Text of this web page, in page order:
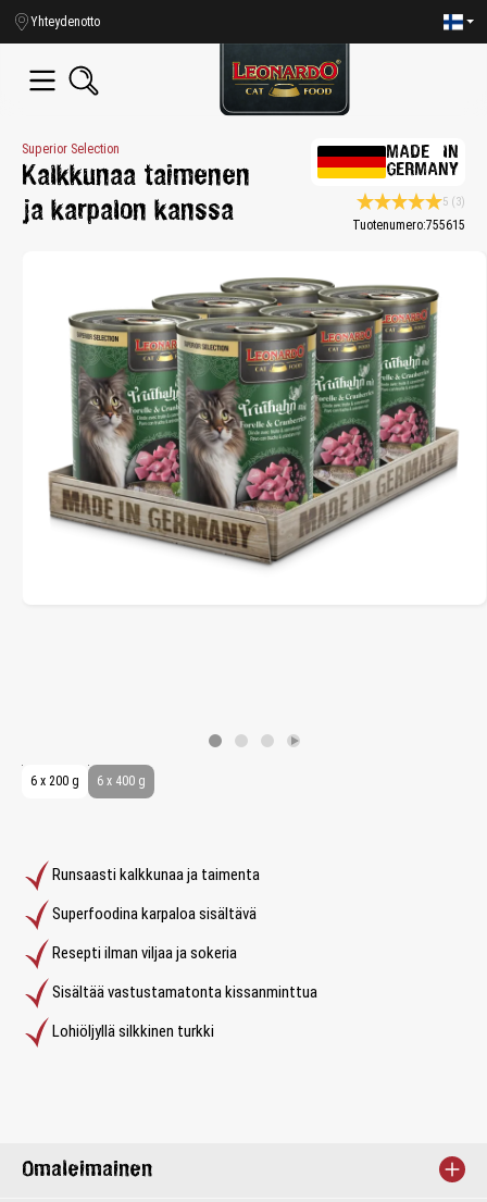
content
Yhteydenotto
Superior Selection
Kalkkunaa taimenen
ja karpalon kanssa
MADE IN
GERMANY
Average rating 5 of
5 (3)
Tuotenumero:755615
Runsaasti kalkkunaa ja taimenta
Superfoodina karpaloa sisältävä
Resepti ilman viljaa ja sokeria
Sisältää vastustamatonta kissanminttua
Lohiöljyllä silkkinen turkki
6 x 200 g 6 x 400 g
Omaleimainen